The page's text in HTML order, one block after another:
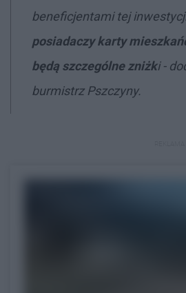
beneficjentami tej
posiadaczy karty
będą szczególne zniżki -
burmistrz Pszczyny.